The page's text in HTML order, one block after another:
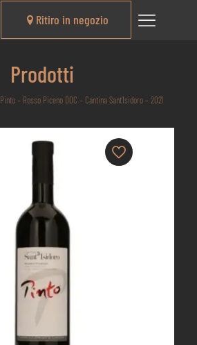
Ritiro in negozio
Prodotti
Pinto – Rosso Piceno DOC – Cantina Sant’Isidoro – 2021